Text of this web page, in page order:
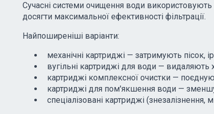
Сучасні системи очищення води використовують
досягти максимальної ефективності фільтрації.
Найпоширеніші варіанти:
механічні картриджі — затримують пісок,
вугільні картриджі для води — видаляють
картриджі комплексної очистки —
картриджі для пом'якшення води —
спеціалізовані картриджі (знезалізнення,